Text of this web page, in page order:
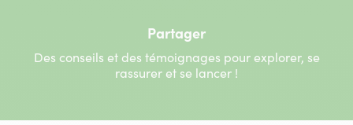
Partager
Des conseils et des témoignages pour explorer, se
rassurer et se lancer !